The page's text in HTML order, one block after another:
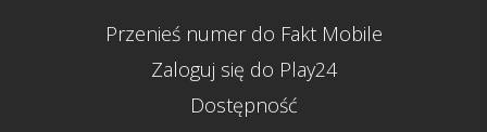
Przenieś numer do Fakt Mobile
Zaloguj się do Play24
Dostępność